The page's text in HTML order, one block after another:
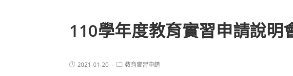
110學年度教育實習申請說明
2021-01-20 教育實習申請